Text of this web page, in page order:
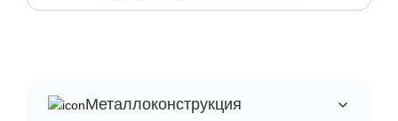
Металлоконструкция